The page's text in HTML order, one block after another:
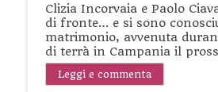
Clizia Incorvaia e Paolo
di fronte… e si sono
matrimonio, avvenuta
di terrà in Campania il
Leggi e commenta